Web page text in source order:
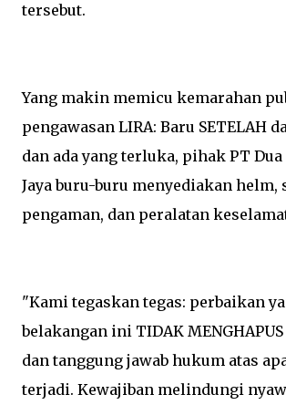
tersebut.
Yang makin memicu kemarahan
pengawasan LIRA: Baru SETELAH
dan ada yang terluka, pihak PT
Jaya buru-buru menyediakan helm,
pengaman, dan peralatan
"Kami tegaskan tegas: perbaikan
belakangan ini TIDAK
dan tanggung jawab hukum atas
terjadi. Kewajiban melindungi